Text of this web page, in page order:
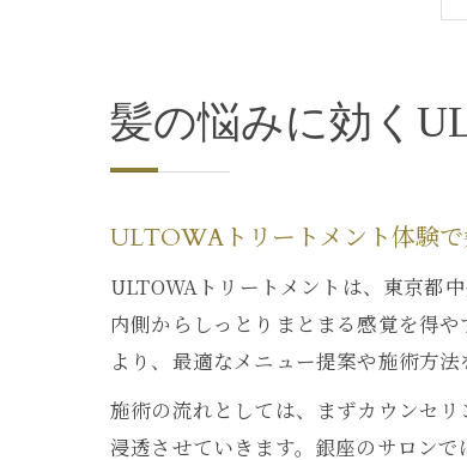
髪の悩みに効く
ULTOWAトリートメント体験
ULTOWAトリートメントは、東京都
内側からしっとりまとまる感覚を得
より、最適なメニュー提案や施術方法
施術の流れとしては、まずカウンセ
浸透させていきます。銀座のサロン